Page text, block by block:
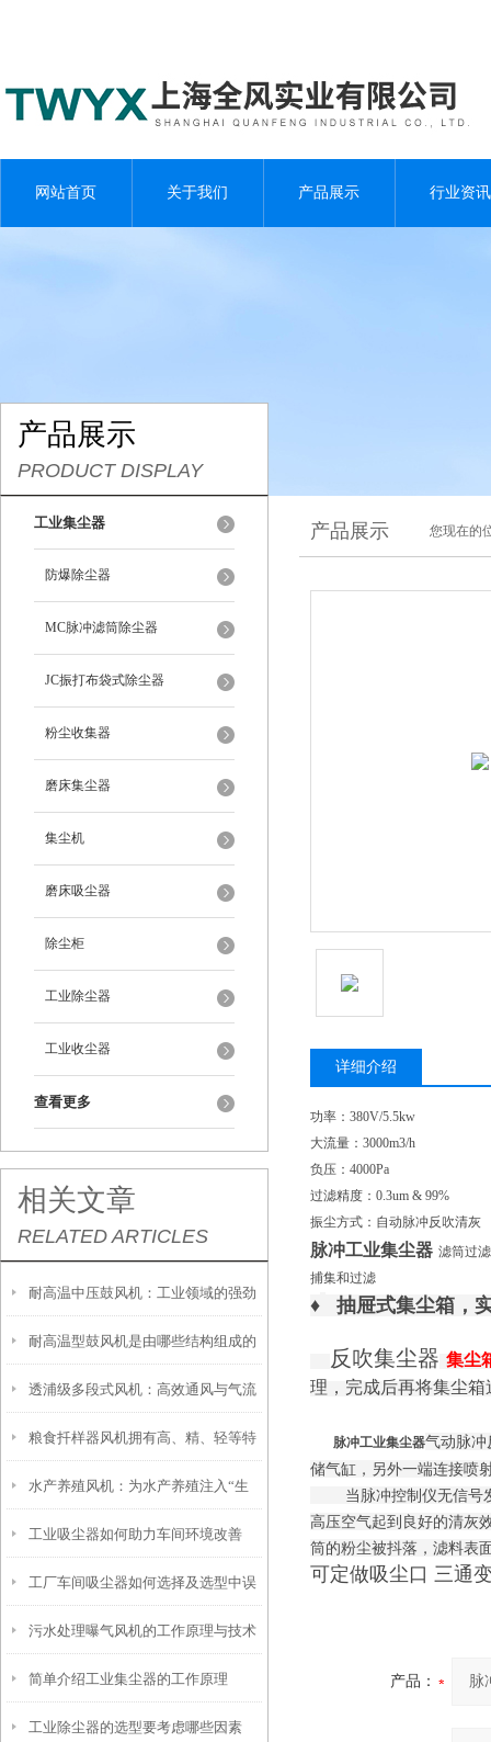
网站首页 关于我们 产品展示 行业资讯
产品展示
PRODUCT DISPLAY
工业集尘器
防爆除尘器
MC脉冲滤筒除尘器
JC振打布袋式除尘器
粉尘收集器
磨床集尘器
集尘机
磨床吸尘器
除尘柜
工业除尘器
工业收尘器
查看更多
相关文章
RELATED ARTICLES
耐高温中压鼓风机：工业领域的强劲
动力
耐高温型鼓风机是由哪些结构组成的
透浦级多段式风机：高效通风与气流
调节的理想选择
粮食扦样器风机拥有高、精、轻等特
色
水产养殖风机：为水产养殖注入“生
命活力”
工业吸尘器如何助力车间环境改善
工厂车间吸尘器如何选择及选型中误
区分析
污水处理曝气风机的工作原理与技术
优势
简单介绍工业集尘器的工作原理
工业除尘器的选型要考虑哪些因素
产品展示 您现在的
详细介绍
功率：380V/5.5kw
大流量：3000m3/h
负压：4000Pa
过滤精度：0.3um & 99%
振尘方式：自动脉冲反吹清灰
脉冲工业集尘器 滤筒过
捕集和过滤
♦ 抽屉式集尘箱，
反吹集尘器 集尘
理，完成后再将集尘
脉冲工业集尘器气动脉冲
储气缸，另外一端连接喷
当脉冲控制仪无信号发
高压空气起到良好的清灰
筒的粉尘被抖落，滤料表
可定做吸尘口 三通
产品：